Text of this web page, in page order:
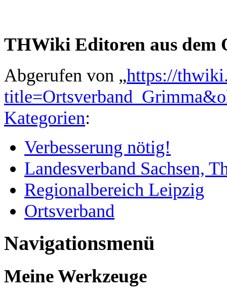
THWiki Editoren aus dem
Abgerufen von „https://
Kategorien:
Verbesserung nötig!
Landesverband Sachsen,
Regionalbereich Leipzig
Ortsverband
Navigationsmenü
Meine Werkzeuge